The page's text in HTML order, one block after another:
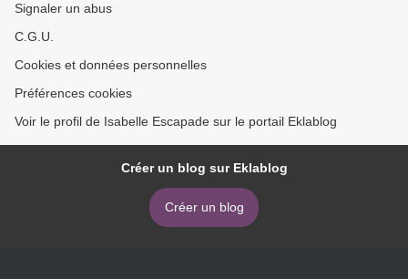
Signaler un abus
C.G.U.
Cookies et données personnelles
Préférences cookies
Voir le profil de Isabelle Escapade sur le portail Eklablog
Créer un blog sur Eklablog
Créer un blog